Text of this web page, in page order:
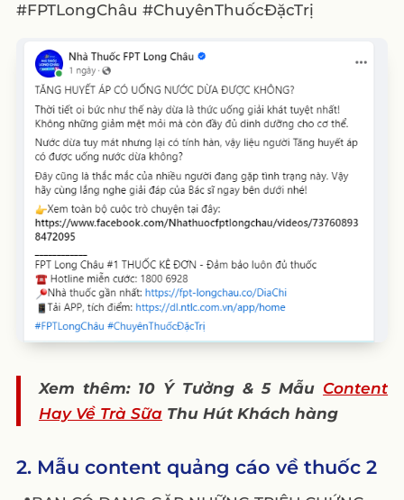
#FPTLongChâu #ChuyênThuốcĐặcTrị
Xem thêm: 10 Ý Tưởng & 5 Mẫu Content
Hay Về Trà Sữa Thu Hút Khách hàng
2. Mẫu content quảng cáo về thuốc 2